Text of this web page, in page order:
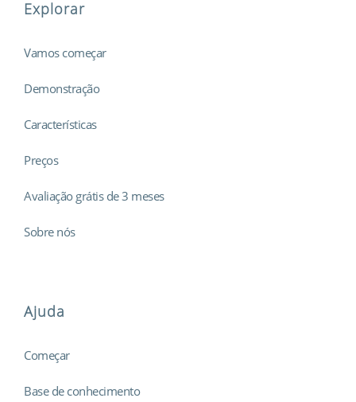
Explorar
Vamos começar
Demonstração
Características
Preços
Avaliação grátis de 3 meses
Sobre nós
Ajuda
Começar
Base de conhecimento